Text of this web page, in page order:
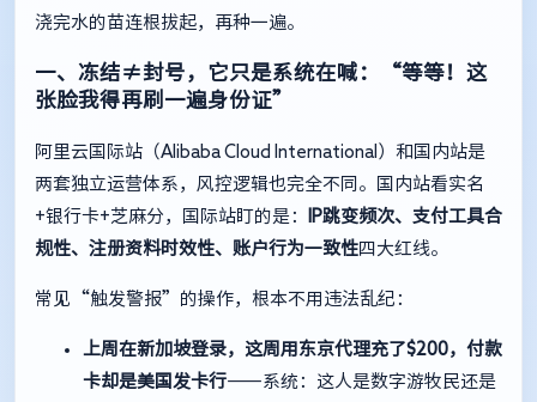
浇完水的苗连根拔起，再种一遍。
一、冻结≠封号，它只是系统在喊：“等等！这
张脸我得再刷一遍身份证”
阿里云国际站（Alibaba Cloud International）和国内站是
两套独立运营体系，风控逻辑也完全不同。国内站看实名
+银行卡+芝麻分，国际站盯的是：
IP跳变频次、支付工具合
规性、注册资料时效性、账户行为一致性四大红线。
常见“触发警报”的操作，根本不用违法乱纪：
上周在新加坡登录，这周用东京代理充了$200，付款
卡却是美国发卡行——系统：这人是数字游牧民还是